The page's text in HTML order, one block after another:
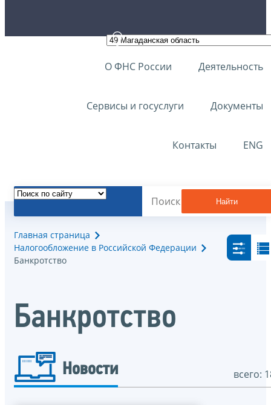
О ФНС России Деятельность
Сервисы и госуслуги Документы
Контакты ENG
Найти
Главная страница
Налогообложение в Российской Федерации
Банкротство
Банкротство
Новости всего: